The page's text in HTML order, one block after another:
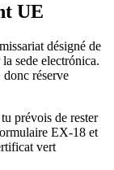
UE
désigné de
sede electrónica.
donc réserve
prévois de rester
EX-18 et
vert